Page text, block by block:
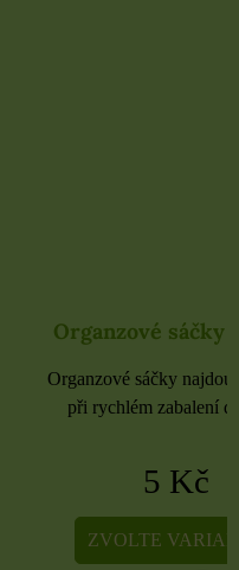
Organzové sáčky
Organzové sáčky najdou
při rychlém zabalení
5 Kč
ZVOLTE